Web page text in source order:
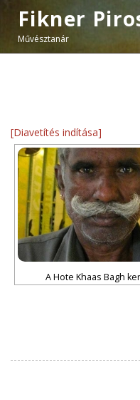
Fikner
Művésztanár
[Diavetítés indítása]
A Hote Khaas Bagh